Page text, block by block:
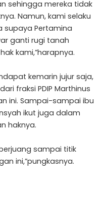
sehingga mereka tidak
Namun, kami selaku
supaya Pertamina
ganti rugi tanah
kami,”harapnya.
kemarin jujur saja,
fraksi PDIP Marthinus
ini. Sampai-sampai ibu
ikut juga dalam
haknya.
sampai titik
ini,”pungkasnya.